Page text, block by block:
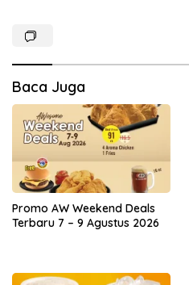
Baca Juga
Promo AW Weekend Deals
Terbaru 7 – 9 Agustus 2026